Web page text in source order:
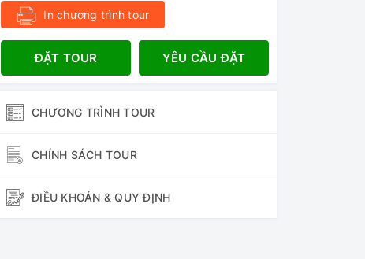
In chương trình tour
ĐẶT TOUR YÊU CẦU ĐẶT
CHƯƠNG TRÌNH TOUR
CHÍNH SÁCH TOUR
ĐIỀU KHOẢN & QUY ĐỊNH